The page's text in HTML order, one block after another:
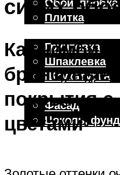
Плитка
Грунтовка
Шпаклевка
Штукатурка
Фасад
Цоколь,
синих
Как
бронзовые
покрытия с
цветами